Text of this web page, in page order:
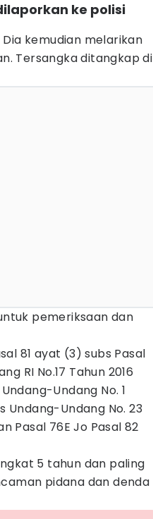
ke polisi
kemudian melarikan
Tersangka ditangkap di
pemeriksaan dan
81 ayat (3) subs Pasal
RI No.17 Tahun 2016
Undang No. 1
Undang-Undang No. 23
Pasal 76E Jo Pasal 82
5 tahun dan paling
pidana dan denda